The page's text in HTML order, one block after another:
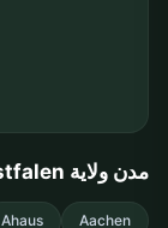
مدن ولاية Nordrhein-Westfalen
Aachen
Ahaus